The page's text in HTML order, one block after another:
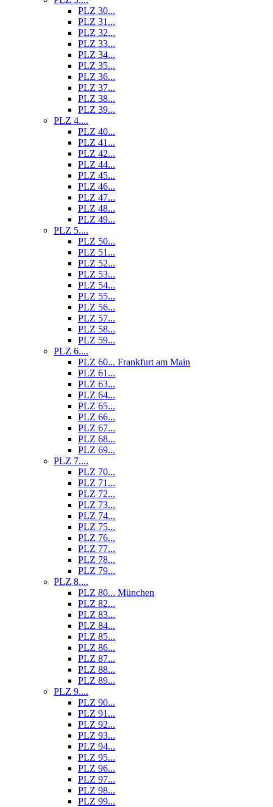
PLZ 30...
PLZ 31...
PLZ 32...
PLZ 33...
PLZ 34...
PLZ 35...
PLZ 36...
PLZ 37...
PLZ 38...
PLZ 39...
PLZ 4....
PLZ 40...
PLZ 41...
PLZ 42...
PLZ 44...
PLZ 45...
PLZ 46...
PLZ 47...
PLZ 48...
PLZ 49...
PLZ 5....
PLZ 50...
PLZ 51...
PLZ 52...
PLZ 53...
PLZ 54...
PLZ 55...
PLZ 56...
PLZ 57...
PLZ 58...
PLZ 59...
PLZ 6....
PLZ 60... Frankfurt am Main
PLZ 61...
PLZ 63...
PLZ 64...
PLZ 65...
PLZ 66...
PLZ 67...
PLZ 68...
PLZ 69...
PLZ 7....
PLZ 70...
PLZ 71...
PLZ 72...
PLZ 73...
PLZ 74...
PLZ 75...
PLZ 76...
PLZ 77...
PLZ 78...
PLZ 79...
PLZ 8....
PLZ 80... München
PLZ 82...
PLZ 83...
PLZ 84...
PLZ 85...
PLZ 86...
PLZ 87...
PLZ 88...
PLZ 89...
PLZ 9....
PLZ 90...
PLZ 91...
PLZ 92...
PLZ 93...
PLZ 94...
PLZ 95...
PLZ 96...
PLZ 97...
PLZ 98...
PLZ 99...